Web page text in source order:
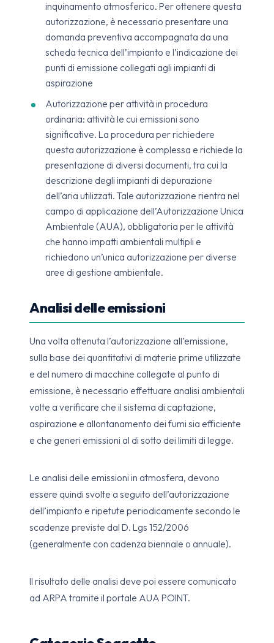
inquinamento atmosferico. Per ottenere questa
autorizzazione, è necessario presentare una
domanda preventiva accompagnata da una
scheda tecnica dell’impianto e l’indicazione dei
punti di emissione collegati agli impianti di
aspirazione
Autorizzazione per attività in procedura
ordinaria: attività le cui emissioni sono
significative. La procedura per richiedere
questa autorizzazione è complessa e richiede la
presentazione di diversi documenti, tra cui la
descrizione degli impianti di depurazione
dell’aria utilizzati. Tale autorizzazione rientra nel
campo di applicazione dell’Autorizzazione Unica
Ambientale (AUA), obbligatoria per le attività
che hanno impatti ambientali multipli e
richiedono un’unica autorizzazione per diverse
aree di gestione ambientale.
Analisi delle emissioni
Una volta ottenuta l’autorizzazione all’emissione,
sulla base dei quantitativi di materie prime utilizzate
e del numero di macchine collegate al punto di
emissione, è necessario effettuare analisi ambientali
volte a verificare che il sistema di captazione,
aspirazione e allontanamento dei fumi sia efficiente
e che generi emissioni al di sotto dei limiti di legge.
Le analisi delle emissioni in atmosfera, devono
essere quindi svolte a seguito dell’autorizzazione
dell’impianto e ripetute periodicamente secondo le
scadenze previste dal D. Lgs 152/2006
(generalmente con cadenza biennale o annuale).
Il risultato delle analisi deve poi essere comunicato
ad ARPA tramite il portale AUA POINT.